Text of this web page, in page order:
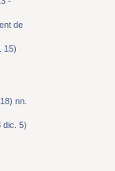
de
15)
nn.
dic. 5)